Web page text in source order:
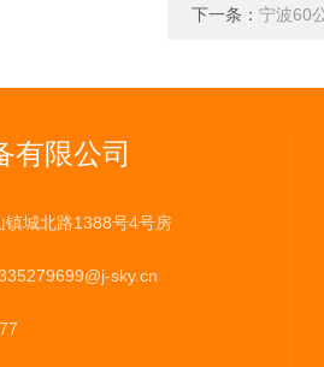
下一条： 宁波60
有限公司
城北路1388号4号房
sky.cn